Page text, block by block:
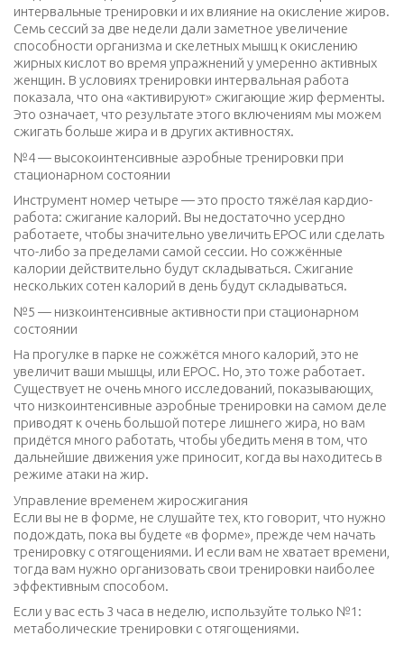
интервальные тренировки и их влияние на окисление жиров.
Семь сессий за две недели дали заметное увеличение
способности организма и скелетных мышц к окислению
жирных кислот во время упражнений у умеренно активных
женщин. В условиях тренировки интервальная работа
показала, что она «активируют» сжигающие жир ферменты.
Это означает, что результате этого включениям мы можем
сжигать больше жира и в других активностях.
№4 — высокоинтенсивные аэробные тренировки при
стационарном состоянии
Инструмент номер четыре — это просто тяжёлая кардио-
работа: сжигание калорий. Вы недостаточно усердно
работаете, чтобы значительно увеличить EPOC или сделать
что-либо за пределами самой сессии. Но сожжённые
калории действительно будут складываться. Сжигание
нескольких сотен калорий в день будут складываться.
№5 — низкоинтенсивные активности при стационарном
состоянии
На прогулке в парке не сожжётся много калорий, это не
увеличит ваши мышцы, или EPOC. Но, это тоже работает.
Существует не очень много исследований, показывающих,
что низкоинтенсивные аэробные тренировки на самом деле
приводят к очень большой потере лишнего жира, но вам
придётся много работать, чтобы убедить меня в том, что
дальнейшие движения уже приносит, когда вы находитесь в
режиме атаки на жир.
Управление временем жиросжигания
Если вы не в форме, не слушайте тех, кто говорит, что нужно
подождать, пока вы будете «в форме», прежде чем начать
тренировку с отягощениями. И если вам не хватает времени,
тогда вам нужно организовать свои тренировки наиболее
эффективным способом.
Если у вас есть 3 часа в неделю, используйте только №1:
метаболические тренировки с отягощениями.